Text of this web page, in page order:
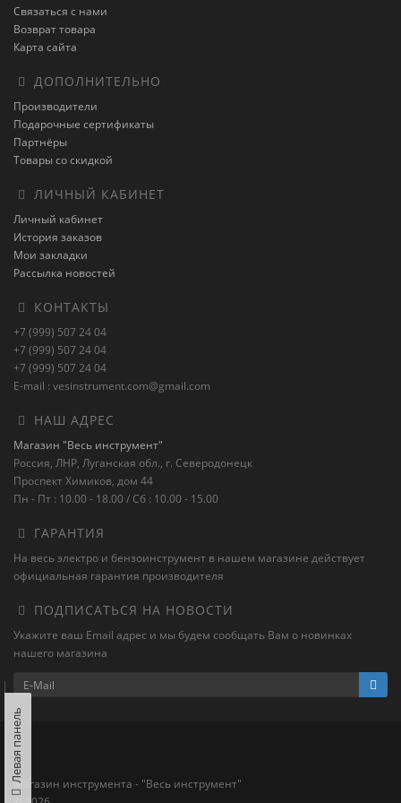
Связаться с нами
Возврат товара
Карта сайта
ДОПОЛНИТЕЛЬНО
Производители
Подарочные сертификаты
Партнёры
Товары со скидкой
ЛИЧНЫЙ КАБИНЕТ
Личный кабинет
История заказов
Мои закладки
Рассылка новостей
КОНТАКТЫ
+7 (999) 507 24 04
+7 (999) 507 24 04
+7 (999) 507 24 04
E-mail : vesinstrument.com@gmail.com
НАШ АДРЕС
Магазин "Весь инструмент"
Россия, ЛНР, Луганская обл., г. Северодонецк
Проспект Химиков, дом 44
Пн - Пт : 10.00 - 18.00 / Сб : 10.00 - 15.00
ГАРАНТИЯ
На весь электро и бензоинструмент в нашем магазине действует
официальная гарантия производителя
ПОДПИСАТЬСЯ НА НОВОСТИ
Укажите ваш Email адрес и мы будем сообщать Вам о новинках
нашего магазина
Магазин инструмента - "Весь инструмент"
Левая панель